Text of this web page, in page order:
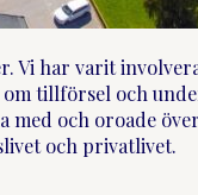
Vi har varit
tillförsel och
och oroade
och privatlivet.